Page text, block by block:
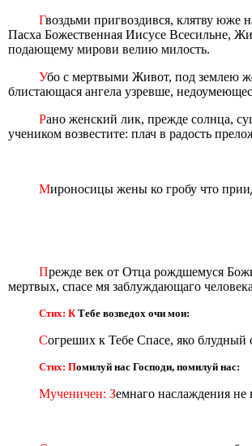
Гвоздьми пригвоздився, клятву юже
Пасха Божественная Иисусе Всесильне,
подающему мирови велию милость.
Убо с мертвыми Живот, под землею
блистающася ангела узревше,
Рано женский лик, прежде солнца,
учеником возвестите: плач в радость
Мироносицы жены ко гробу что
Прежде век от Отца рождшемуся
мертвых, спасе мя заблуждающаго
Стих: КТебе возведох очи мои:
Согреших к Тебе Спасе, яко
Стих: Помилуй нас Господи, помилуй нас:
Мученичен: Земнаго наслаждения